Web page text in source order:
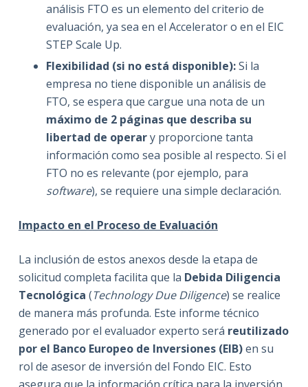
análisis FTO es un elemento del criterio de
evaluación, ya sea en el Accelerator o en el EIC
STEP Scale Up.
Flexibilidad (si no está disponible):Si la
empresa no tiene disponible un análisis de
FTO, se espera que cargue una nota de un
máximo de 2 páginas que describa su
libertad de operary proporcione tanta
información como sea posible al respecto. Si el
FTO no es relevante (por ejemplo, para
software), se requiere una simple declaración.
Impacto en el Proceso de Evaluación
La inclusión de estos anexos desde la etapa de
solicitud completa facilita que la Debida Diligencia
Tecnológica (Technology Due Diligence) se realice
de manera más profunda. Este informe técnico
generado por el evaluador experto será reutilizado
por el Banco Europeo de Inversiones (EIB)en su
rol de asesor de inversión del Fondo EIC. Esto